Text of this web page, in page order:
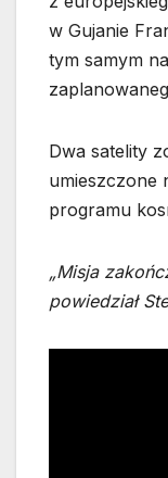
w Gujanie
tym samym
Dwa satelity
umieszczone
programu
„Misja
powiedział